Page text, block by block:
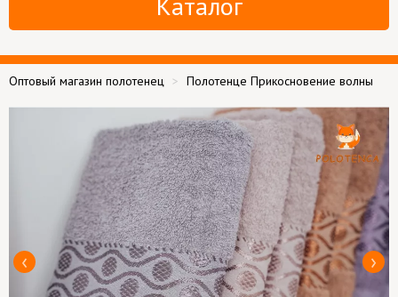
Оптовый магазин полотенец Полотенце Прикосновение волны